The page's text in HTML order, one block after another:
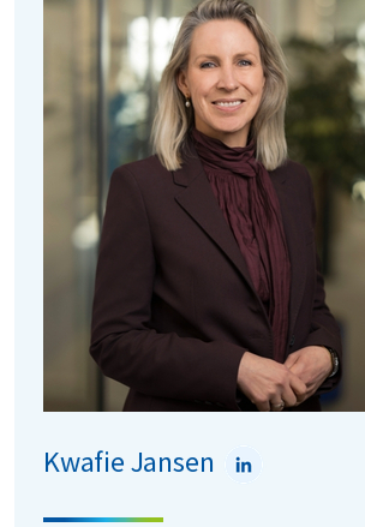
eindverantwoordelijke voor de P&L.
Naomi lid van de Raad van
Schenk Transport, een gespecialiseerd
internationaal logistiek bedrijf dat
weg- en internationaal transport van
producten, gassen en gevaarlijke
Europa. Naomi behaalde een
Filosofie en voltooide executive
managementopleidingen aan IMD
De Baak (Nederland).
Kwafie Jansen